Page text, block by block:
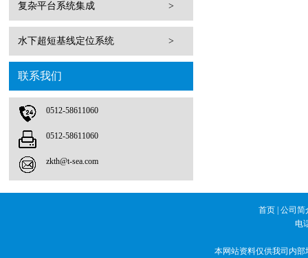
复杂平台系统集成 >
水下超短基线定位系统 >
联系我们
0512-58611060
0512-58611060
zkth@t-sea.com
首页 公司简
电
本网站资料仅供我司内